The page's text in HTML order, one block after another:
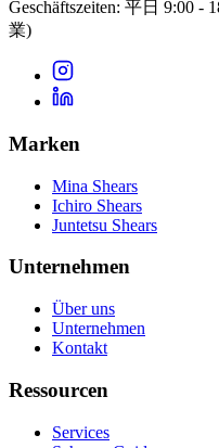
Geschäftszeiten: 平日 9:00 -
業)
Marken
Mina Shears
Ichiro Shears
Juntetsu Shears
Unternehmen
Über uns
Unternehmen
Kontakt
Ressourcen
Services